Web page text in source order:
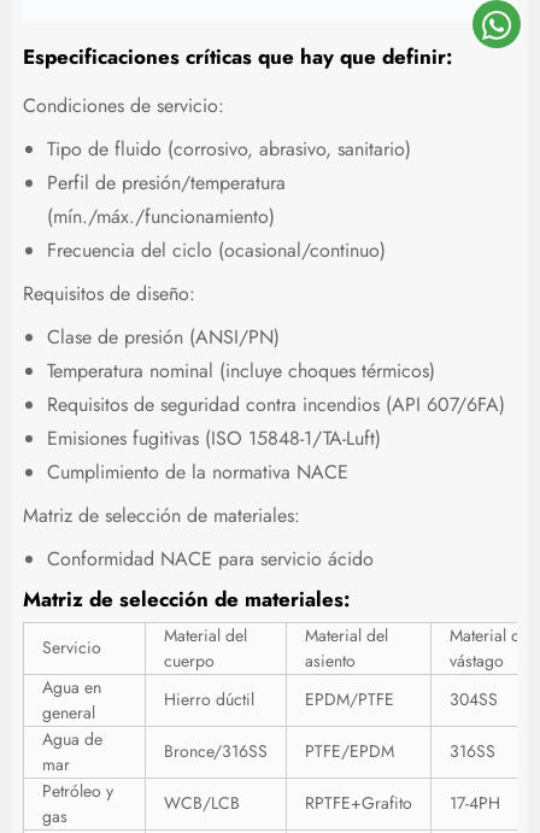
Especificaciones críticas que hay que definir:
Condiciones de servicio:
Tipo de fluido (corrosivo, abrasivo, sanitario)
Perfil de presión/temperatura
(mín./máx./funcionamiento)
Frecuencia del ciclo (ocasional/continuo)
Requisitos de diseño:
Clase de presión (ANSI/PN)
Temperatura nominal (incluye choques térmicos)
Requisitos de seguridad contra incendios (API 607/6FA)
Emisiones fugitivas (ISO 15848-1/TA-Luft)
Cumplimiento de la normativa NACE
Matriz de selección de materiales:
Conformidad NACE para servicio ácido
Matriz de selección de materiales:
Servicio
Material del
cuerpo
Material del
asiento
Material del
vástago
Agua en
general
Hierro dúctil EPDM/PTFE
304SS
Agua de
mar
Bronce/316SS PTFE/EPDM
316SS
Petróleo y
gas
WCB/LCB RPTFE+Grafito
17-4PH